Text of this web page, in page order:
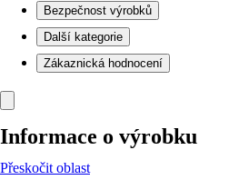
Bezpečnost výrobků
Další kategorie
Zákaznická hodnocení
Informace o výrobku
Přeskočit oblast